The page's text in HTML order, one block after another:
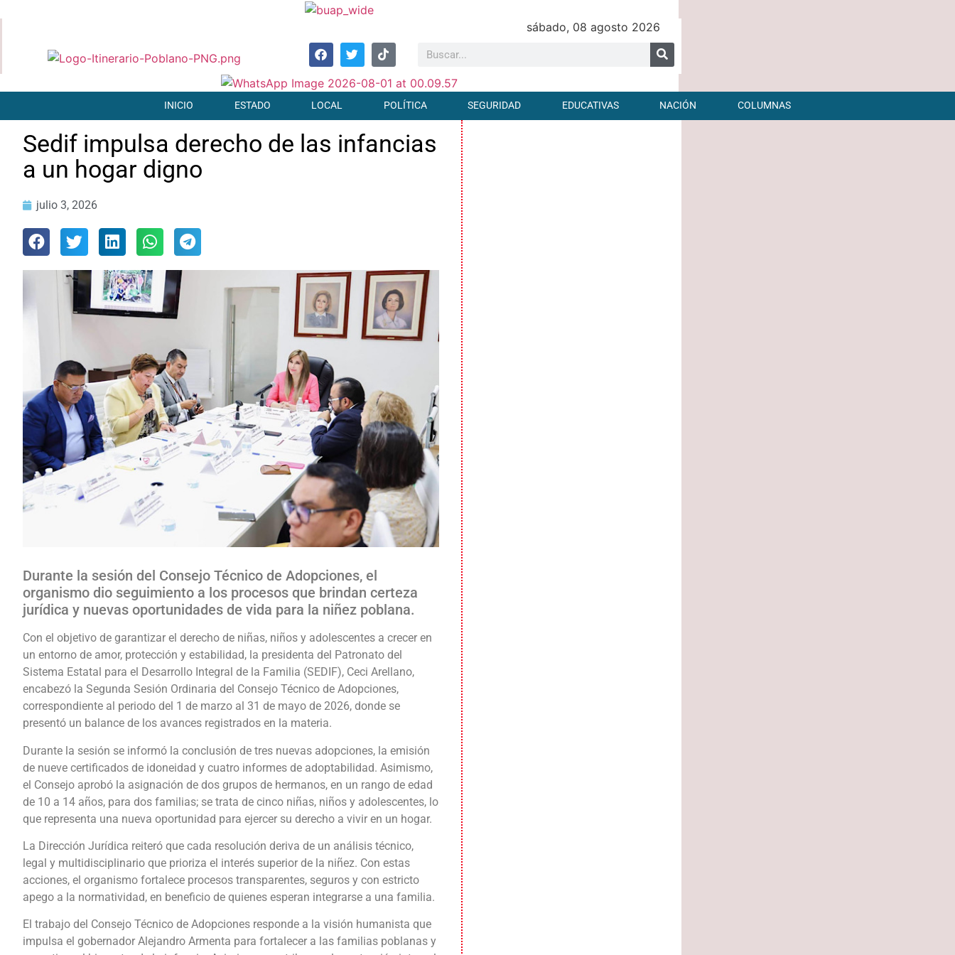
sábado, 08 agosto 2026
INICIO ESTADO LOCAL POLÍTICA SEGURIDAD EDUCATIVAS NACIÓN COLUMNAS
Sedif impulsa derecho de las infancias
a un hogar digno
julio 3, 2026
Durante la sesión del Consejo Técnico de Adopciones, el
organismo dio seguimiento a los procesos que brindan certeza
jurídica y nuevas oportunidades de vida para la niñez poblana.
Con el objetivo de garantizar el derecho de niñas, niños y adolescentes a crecer en
un entorno de amor, protección y estabilidad, la presidenta del Patronato del
Sistema Estatal para el Desarrollo Integral de la Familia (SEDIF), Ceci Arellano,
encabezó la Segunda Sesión Ordinaria del Consejo Técnico de Adopciones,
correspondiente al periodo del 1 de marzo al 31 de mayo de 2026, donde se
presentó un balance de los avances registrados en la materia.
Durante la sesión se informó la conclusión de tres nuevas adopciones, la emisión
de nueve certificados de idoneidad y cuatro informes de adoptabilidad. Asimismo,
el Consejo aprobó la asignación de dos grupos de hermanos, en un rango de edad
de 10 a 14 años, para dos familias; se trata de cinco niñas, niños y adolescentes, lo
que representa una nueva oportunidad para ejercer su derecho a vivir en un hogar.
La Dirección Jurídica reiteró que cada resolución deriva de un análisis técnico,
legal y multidisciplinario que prioriza el interés superior de la niñez. Con estas
acciones, el organismo fortalece procesos transparentes, seguros y con estricto
apego a la normatividad, en beneficio de quienes esperan integrarse a una familia.
El trabajo del Consejo Técnico de Adopciones responde a la visión humanista que
impulsa el gobernador Alejandro Armenta para fortalecer a las familias poblanas y